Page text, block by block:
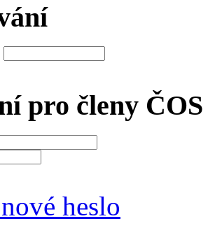
pro členy ČOS
heslo